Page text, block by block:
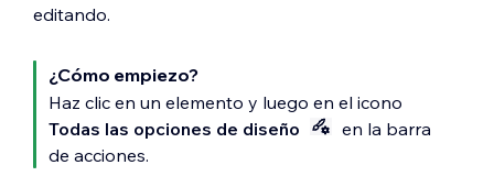
editando.
¿Cómo empiezo?
Haz clic en un elemento y luego en el icono
Todas las opciones de diseño
en la barra
de acciones.